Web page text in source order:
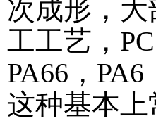
次成形，
工工艺，
PA66，
这种基本